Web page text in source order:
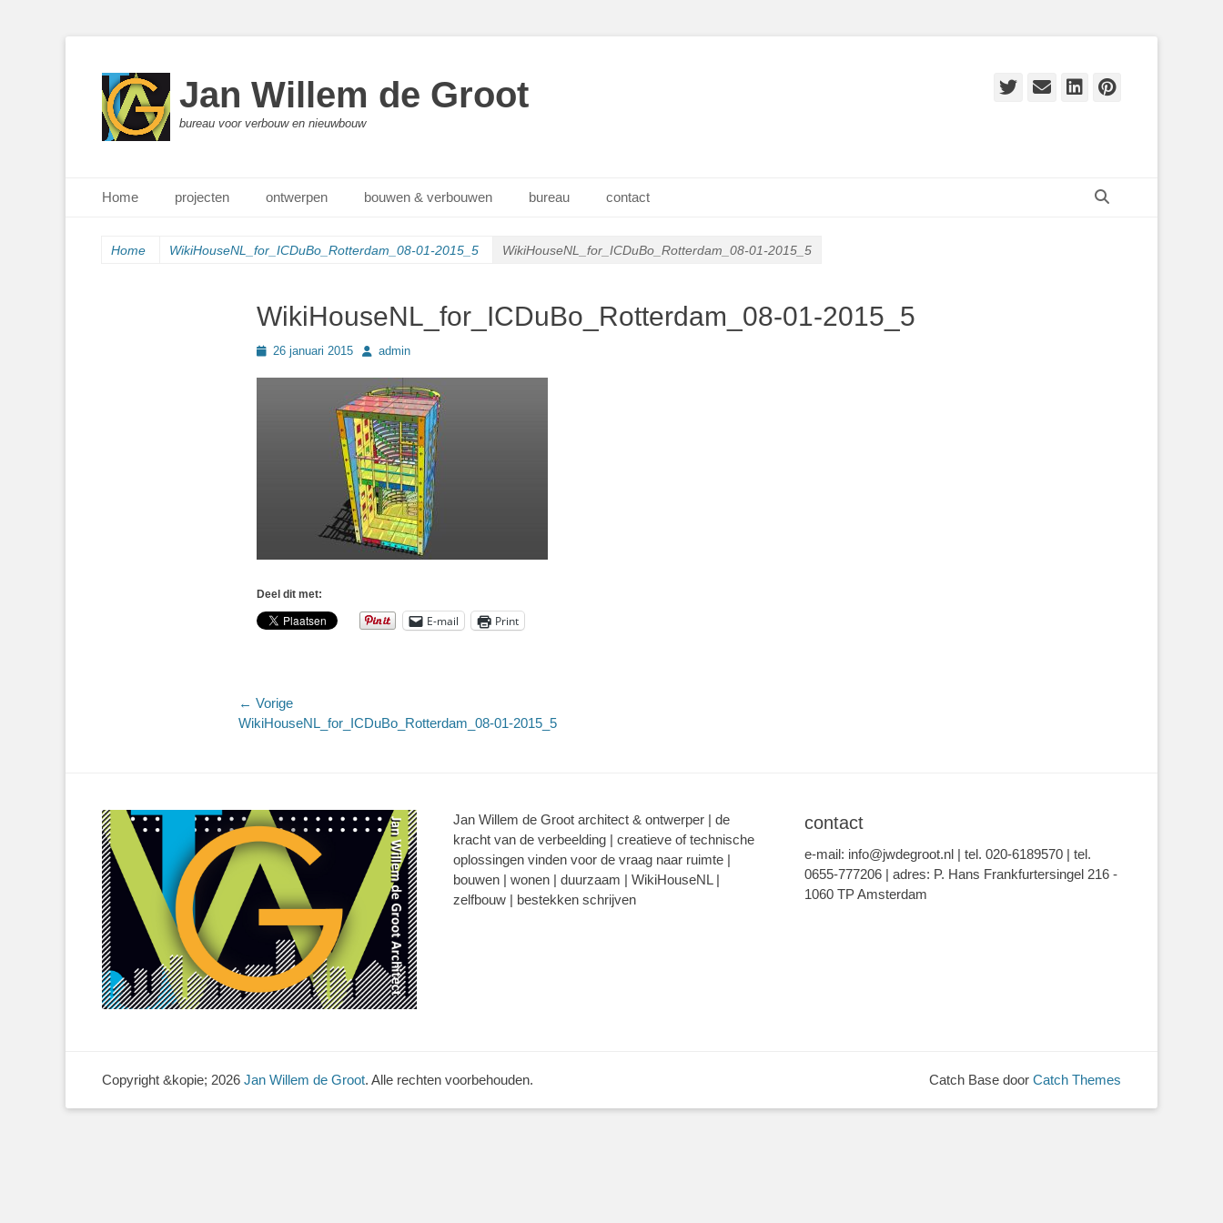
Jan Willem de Groot
bureau voor verbouw en nieuwbouw
Twitter
E-
LinkedIn
Primair menu
naar
inhoud
Home projecten ontwerpen bouwen & verbouwen bureau contact
Home WikiHouseNL_for_ICDuBo_Rotterdam_08-01-2015_5 WikiHouseNL_for_ICDuBo_Rotterdam_08-01-2015_5
WikiHouseNL_for_ICDuBo_Rotterdam_08-01-2015_5
Geplaatst
26 januari 2015 Authoradmin
Deel dit met:
E-mail Print
Bericht
navigatie
← Vorige
Vorig
WikiHouseNL_for_ICDuBo_Rotterdam_08-01-2015_5
Jan Willem de Groot architect & ontwerper | de
kracht van de verbeelding | creatieve of technische
oplossingen vinden voor de vraag naar ruimte |
bouwen | wonen | duurzaam | WikiHouseNL |
zelfbouw | bestekken schrijven
contact
e-mail: info@jwdegroot.nl | tel. 020-6189570 | tel.
0655-777206 | adres: P. Hans Frankfurtersingel 216 -
1060 TP Amsterdam
Copyright &kopie; 2026 Jan Willem de Groot. Alle rechten voorbehouden. Catch Base door Catch Themes